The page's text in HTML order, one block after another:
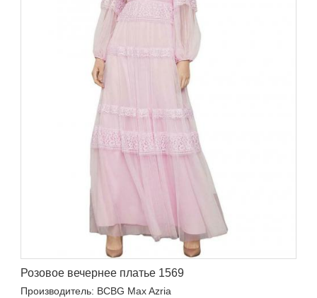
Розовое вечернее платье 1569
Производитель: BCBG Max Azria